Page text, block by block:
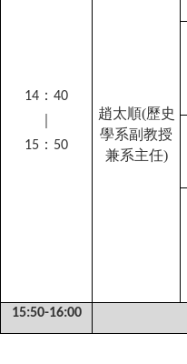
14 ： 40
15 ： 50
趙太順(歷史
學系副教授
兼系主任)
15:50-16:00